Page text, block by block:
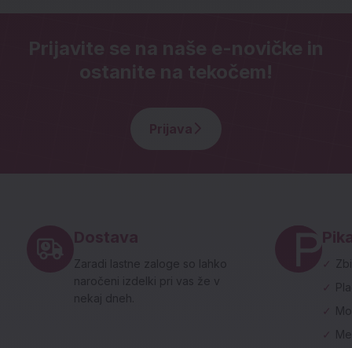
Prijavite se na naše e-novičke in
ostanite na tekočem!
Prijava
Zaradi lastne zaloge so lahko
naročeni izdelki pri vas že v
nekaj dneh.